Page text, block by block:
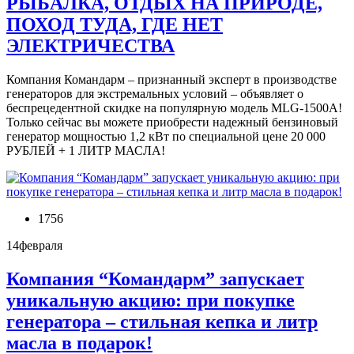
ПОХОД ТУДА, ГДЕ НЕТ
ЭЛЕКТРИЧЕСТВА
Компания Командарм – признанный эксперт в производстве
генераторов для экстремальных условий – объявляет о
беспрецедентной скидке на популярную модель MLG-1500A!
Только сейчас вы можете приобрести надежный бензиновый
генератор мощностью 1,2 кВт по специальной цене 20 000
РУБЛЕЙ + 1 ЛИТР МАСЛА!
1756
14февраля
Компания “Командарм” запускает
уникальную акцию: при покупке
генератора – стильная кепка и литр
масла в подарок!